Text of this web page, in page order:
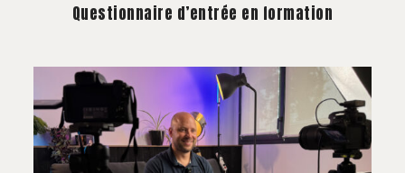
Questionnaire d’entrée en formation